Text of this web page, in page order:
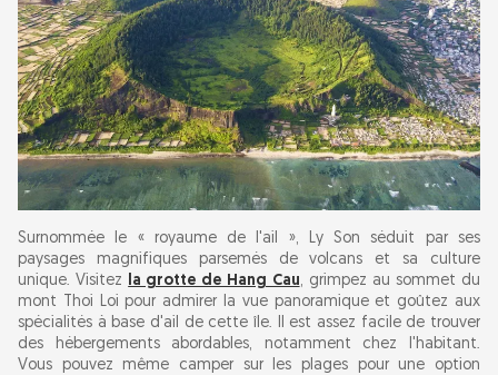
Surnommée le « royaume de l'ail », Ly Son séduit par ses
paysages magnifiques parsemés de volcans et sa culture
unique. Visitez
la grotte de Hang Cau, grimpez au sommet du
mont Thoi Loi pour admirer la vue panoramique et goûtez aux
spécialités à base d'ail de cette île. Il est assez facile de trouver
des hébergements abordables, notamment chez l'habitant.
Vous pouvez même camper sur les plages pour une option